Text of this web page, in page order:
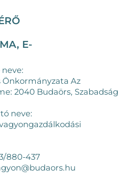
E-
Önkormányzata Az
2040 Budaörs, Szabadság
neve:
880-437